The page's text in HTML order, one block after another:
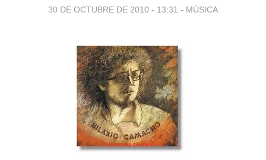
30 DE OCTUBRE DE 2010 - 13:31 - MÚSICA